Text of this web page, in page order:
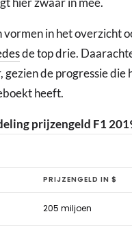
vormen in het overzicht
de top drie.
gezien de progressie die
heeft.
prijzengeld F1
PRIJZENGELD IN $
205 miljoen